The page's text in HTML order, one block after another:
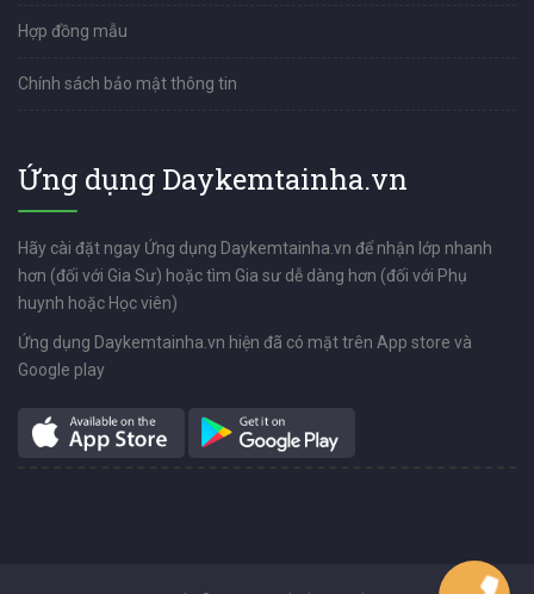
Hợp đồng mẫu
Chính sách bảo mật thông tin
Ứng dụng Daykemtainha.vn
Hãy cài đặt ngay Ứng dụng Daykemtainha.vn để nhận lớp nhanh
hơn (đối với Gia Sư) hoặc tìm Gia sư dễ dàng hơn (đối với Phụ
huynh hoặc Học viên)
Ứng dụng Daykemtainha.vn hiện đã có mặt trên App store và
Google play